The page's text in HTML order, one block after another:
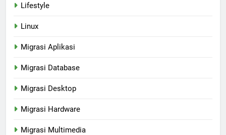
Lifestyle
Linux
Migrasi Aplikasi
Migrasi Database
Migrasi Desktop
Migrasi Hardware
Migrasi Multimedia